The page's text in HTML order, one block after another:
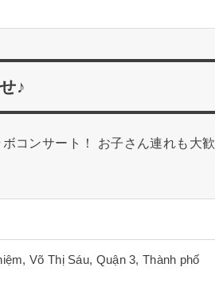
♪
コンサート！ お子さん連れも大歓
Võ Thị Sáu, Quận 3, Thành phố